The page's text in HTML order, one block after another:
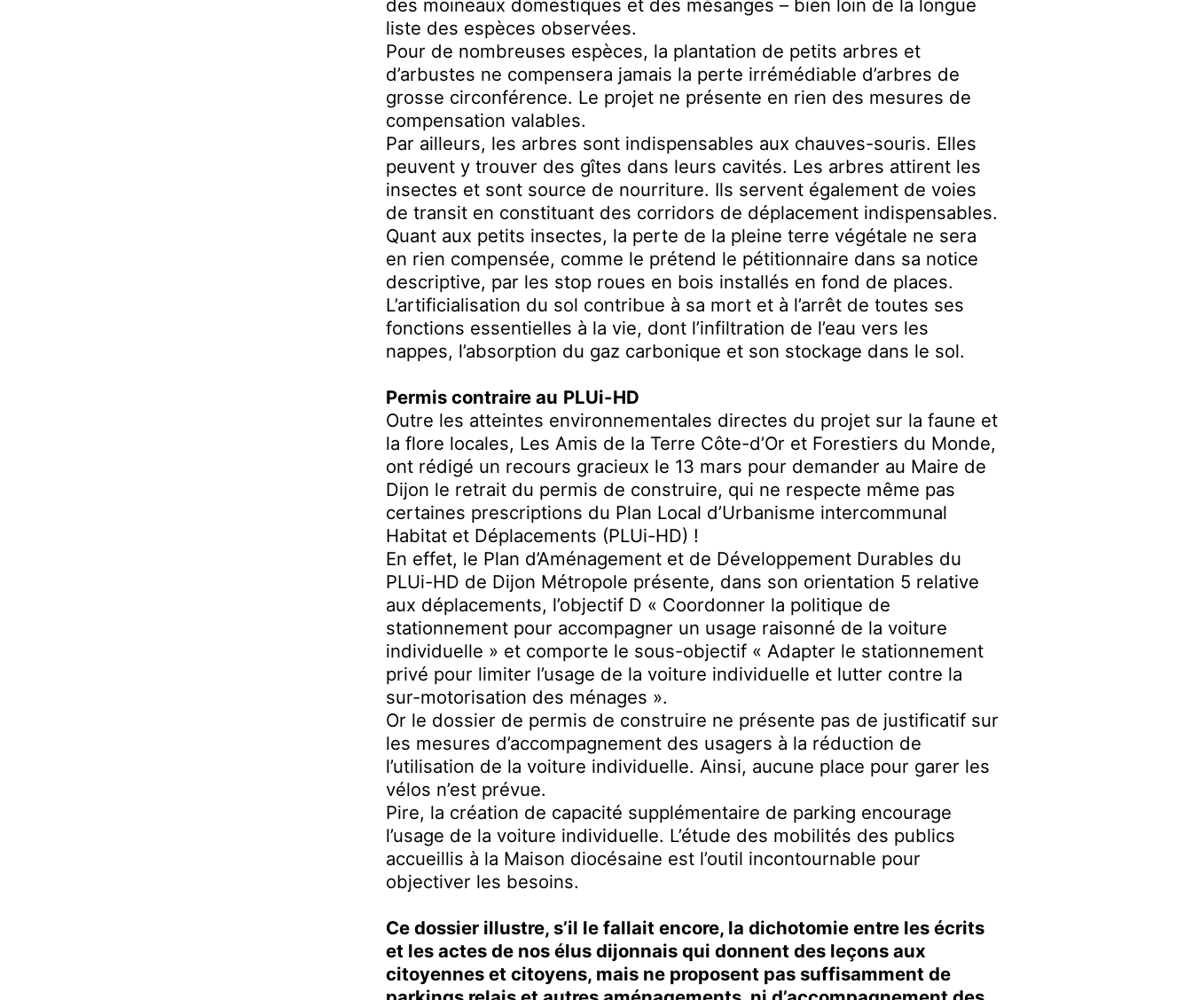
des moineaux domestiques et des mésanges – bien loin de la longue
liste des espèces observées.
Pour de nombreuses espèces, la plantation de petits arbres et
d’arbustes ne compensera jamais la perte irrémédiable d’arbres de
grosse circonférence. Le projet ne présente en rien des mesures de
compensation valables.
Par ailleurs, les arbres sont indispensables aux chauves-souris. Elles
peuvent y trouver des gîtes dans leurs cavités. Les arbres attirent les
insectes et sont source de nourriture. Ils servent également de voies
de transit en constituant des corridors de déplacement indispensables.
Quant aux petits insectes, la perte de la pleine terre végétale ne sera
en rien compensée, comme le prétend le pétitionnaire dans sa notice
descriptive, par les stop roues en bois installés en fond de places.
L’artificialisation du sol contribue à sa mort et à l’arrêt de toutes ses
fonctions essentielles à la vie, dont l’infiltration de l’eau vers les
nappes, l’absorption du gaz carbonique et son stockage dans le sol.
Permis contraire au PLUi-HD
Outre les atteintes environnementales directes du projet sur la faune et
la flore locales, Les Amis de la Terre Côte-d’Or et Forestiers du Monde,
ont rédigé un recours gracieux le 13 mars pour demander au Maire de
Dijon le retrait du permis de construire, qui ne respecte même pas
certaines prescriptions du Plan Local d’Urbanisme intercommunal
Habitat et Déplacements (PLUi-HD) !
En effet, le Plan d’Aménagement et de Développement Durables du
PLUi-HD de Dijon Métropole présente, dans son orientation 5 relative
aux déplacements, l’objectif D « Coordonner la politique de
stationnement pour accompagner un usage raisonné de la voiture
individuelle » et comporte le sous-objectif « Adapter le stationnement
privé pour limiter l’usage de la voiture individuelle et lutter contre la
sur-motorisation des ménages ».
Or le dossier de permis de construire ne présente pas de justificatif sur
les mesures d’accompagnement des usagers à la réduction de
l’utilisation de la voiture individuelle. Ainsi, aucune place pour garer les
vélos n’est prévue.
Pire, la création de capacité supplémentaire de parking encourage
l’usage de la voiture individuelle. L’étude des mobilités des publics
accueillis à la Maison diocésaine est l’outil incontournable pour
objectiver les besoins.
Ce dossier illustre, s’il le fallait encore, la dichotomie entre les écrits
et les actesde nos élusdijonnaisqui donnent des leçons aux
citoyennes et citoyens, mais ne proposent pas suffisamment de